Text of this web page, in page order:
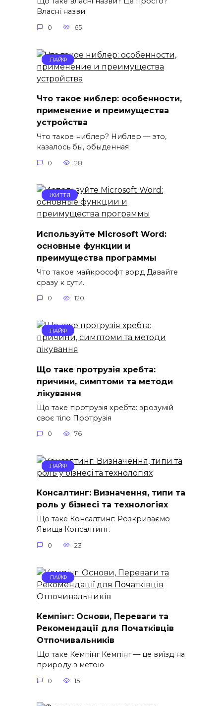
Власні назви.
0 65
ЛАЙФ
Что такое ниблер: особенности,
применение и преимущества
устройства
Что такое ниблер? Ниблер — это,
казалось бы, обыденная
0 28
ЖИТТЯ
Используйте Microsoft Word:
основные функции и
преимущества программы
Что такое майкрософт ворд Давайте
сразу к сути.
0 120
ЛАЙФ
Що таке протрузія хребта:
причини, симптоми та методи
лікування
Що таке протрузія хребта: зрозумій
своє тіло Протрузія
0 76
ЛАЙФ
Консалтинг: Визначення, типи та
роль у бізнесі та технологіях
Що таке Консалтинг: Розкриваємо
Явища Консалтинг.
0 23
ЛАЙФ
Кемпінг: Основи, Переваги та
Рекомендації для Початківців
Отпочивальників
Що таке Кемпінг Кемпінг — це виїзд на
природу з метою
0 15